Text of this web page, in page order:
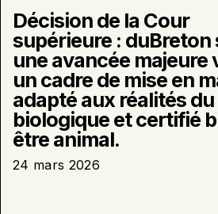
porc
biologique
certifié
bien-
être
animal.
Décision de la Cour
supérieure : duBreton
une avancée majeure
un cadre de mise en
adapté aux réalités
biologique et certifié
être animal.
24 mars 2026